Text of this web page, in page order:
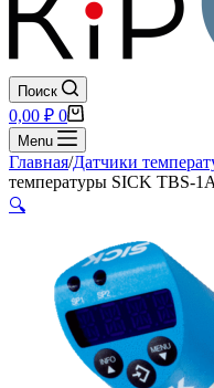
Поиск
Корзина
0,00 ₽ 0
Menu
Главная/Датчики
температуры SICK TBS-
🔍